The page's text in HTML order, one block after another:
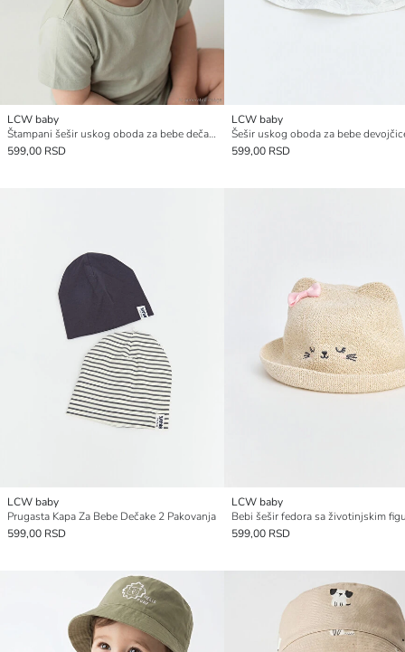
LCW baby
Štampani šešir uskog oboda za bebe dečake
599,00 RSD
LCW baby
Šešir uskog oboda za bebe
599,00 RSD
LCW baby
Prugasta Kapa Za Bebe Dečake 2 Pakovanja
599,00 RSD
LCW baby
599,00 RSD